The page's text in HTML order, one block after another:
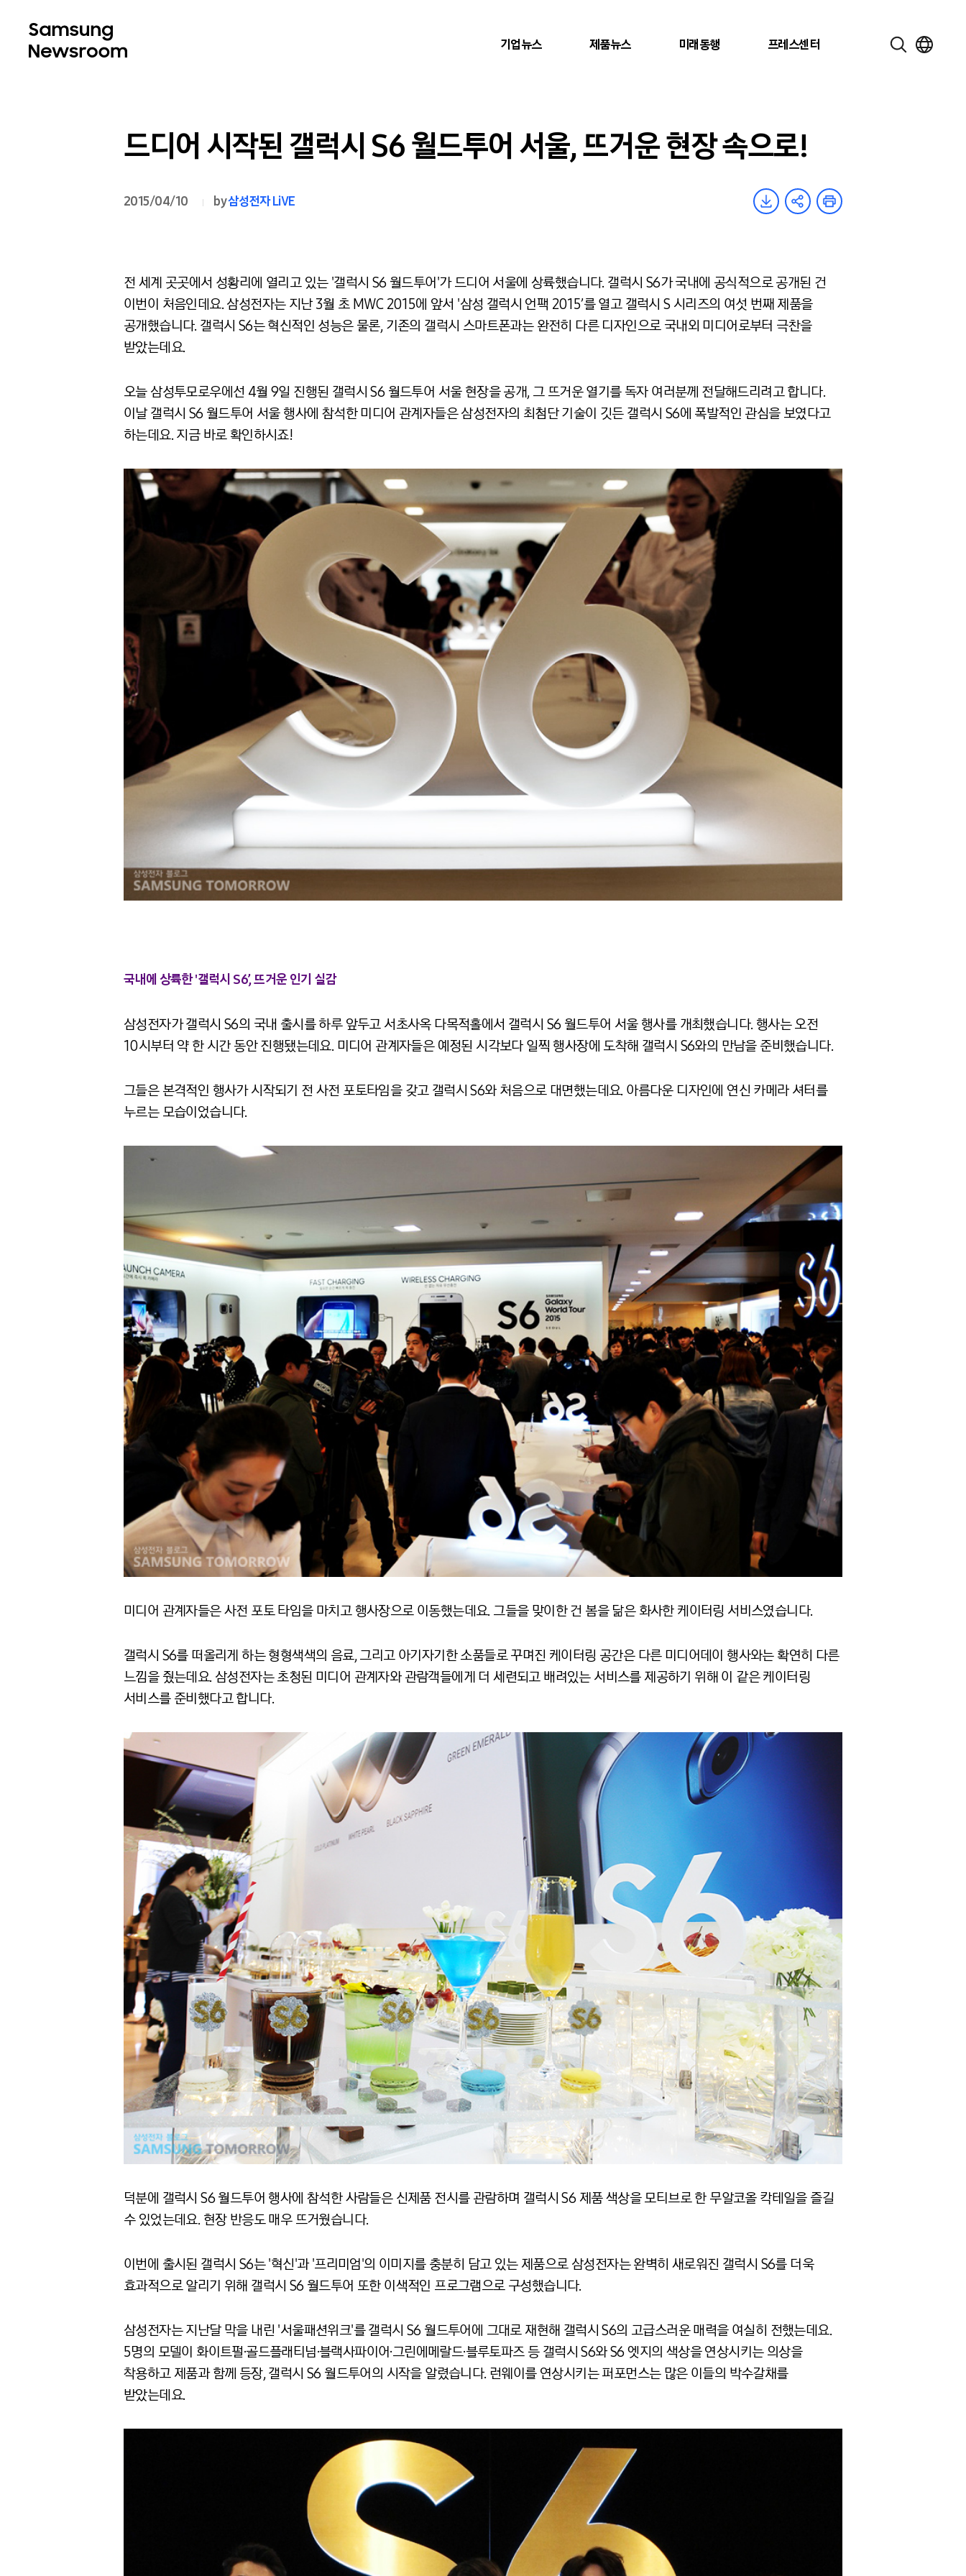
기업뉴스 제품뉴스 미래동행 프레스센터
드디어 시작된 갤럭시 S6 월드투어 서울, 뜨거운 현장 속으로!
2015/04/10 by삼성전자 LiVE
전 세계 곳곳에서 성황리에 열리고 있는 '갤럭시 S6 월드투어'가 드디어 서울에 상륙했습니다. 갤럭시 S6가 국내에 공식적으로 공개된 건
이번이 처음인데요. 삼성전자는 지난 3월 초 MWC 2015에 앞서 '삼성 갤럭시 언팩 2015’를 열고 갤럭시 S 시리즈의 여섯 번째 제품을
공개했습니다. 갤럭시 S6는 혁신적인 성능은 물론, 기존의 갤럭시 스마트폰과는 완전히 다른 디자인으로 국내외 미디어로부터 극찬을
받았는데요.
오늘 삼성투모로우에선 4월 9일 진행된 갤럭시 S6 월드투어 서울 현장을 공개, 그 뜨거운 열기를 독자 여러분께 전달해드리려고 합니다.
이날 갤럭시 S6 월드투어 서울 행사에 참석한 미디어 관계자들은 삼성전자의 최첨단 기술이 깃든 갤럭시 S6에 폭발적인 관심을 보였다고
하는데요. 지금 바로 확인하시죠!
국내에 상륙한 '갤럭시 S6’, 뜨거운 인기 실감
삼성전자가 갤럭시 S6의 국내 출시를 하루 앞두고 서초사옥 다목적홀에서 갤럭시 S6 월드투어 서울 행사를 개최했습니다. 행사는 오전
10시부터 약 한 시간 동안 진행됐는데요. 미디어 관계자들은 예정된 시각보다 일찍 행사장에 도착해 갤럭시 S6와의 만남을 준비했습니다.
그들은 본격적인 행사가 시작되기 전 사전 포토타임을 갖고 갤럭시 S6와 처음으로 대면했는데요. 아름다운 디자인에 연신 카메라 셔터를
누르는 모습이었습니다.
미디어 관계자들은 사전 포토 타임을 마치고 행사장으로 이동했는데요. 그들을 맞이한 건 봄을 닮은 화사한 케이터링 서비스였습니다.
갤럭시 S6를 떠올리게 하는 형형색색의 음료, 그리고 아기자기한 소품들로 꾸며진 케이터링 공간은 다른 미디어데이 행사와는 확연히 다른
느낌을 줬는데요. 삼성전자는 초청된 미디어 관계자와 관람객들에게 더 세련되고 배려있는 서비스를 제공하기 위해 이 같은 케이터링
서비스를 준비했다고 합니다.
덕분에 갤럭시 S6 월드투어 행사에 참석한 사람들은 신제품 전시를 관람하며 갤럭시 S6 제품 색상을 모티브로 한 무알코올 칵테일을 즐길
수 있었는데요. 현장 반응도 매우 뜨거웠습니다.
이번에 출시된 갤럭시 S6는 '혁신'과 '프리미엄'의 이미지를 충분히 담고 있는 제품으로 삼성전자는 완벽히 새로워진 갤럭시 S6를 더욱
효과적으로 알리기 위해 갤럭시 S6 월드투어 또한 이색적인 프로그램으로 구성했습니다.
삼성전자는 지난달 막을 내린 '서울패션위크'를 갤럭시 S6 월드투어에 그대로 재현해 갤럭시 S6의 고급스러운 매력을 여실히 전했는데요.
5명의 모델이 화이트펄·골드플래티넘·블랙사파이어·그린에메랄드·블루토파즈 등 갤럭시 S6와 S6 엣지의 색상을 연상시키는 의상을
착용하고 제품과 함께 등장, 갤럭시 S6 월드투어의 시작을 알렸습니다. 런웨이를 연상시키는 퍼포먼스는 많은 이들의 박수갈채를
받았는데요.